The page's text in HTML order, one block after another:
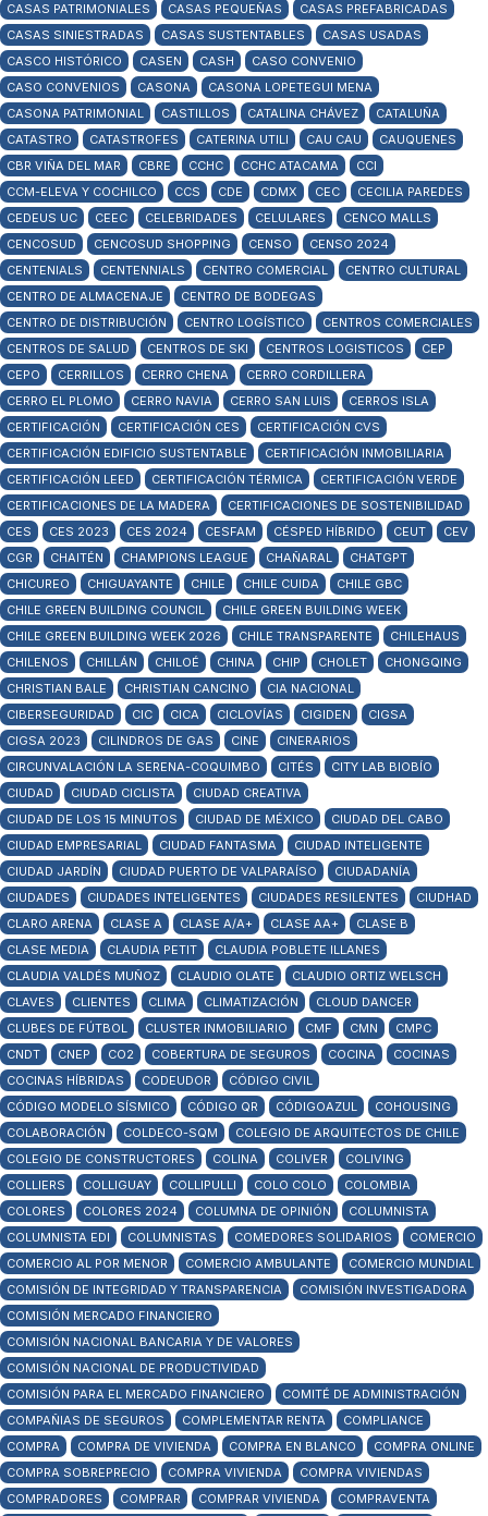
CASAS PATRIMONIALES
CASAS PEQUEÑAS
CASAS PREFABRICADAS
CASAS SINIESTRADAS
CASAS SUSTENTABLES
CASAS USADAS
CASCO HISTÓRICO
CASEN CASH
CASO CONVENIO
CASO CONVENIOS
CASONA
CASONA LOPETEGUI MENA
CASONA PATRIMONIAL
CASTILLOS CATALINA CHÁVEZ
CATALUÑA
CATASTRO
CATASTROFES CATERINA UTILI CAU CAU
CAUQUENES
CBR VIÑA DEL MAR
CBRE CCHC CCHC ATACAMA
CCI
CCM-ELEVA Y COCHILCO
CCS CDE CDMX CEC
CECILIA PAREDES
CEDEUS UC
CEEC CELEBRIDADES CELULARES
CENCO MALLS
CENCOSUD
CENCOSUD SHOPPING CENSO
CENSO 2024
CENTENIALS
CENTENNIALS CENTRO COMERCIAL
CENTRO CULTURAL
CENTRO DE ALMACENAJE
CENTRO DE BODEGAS
CENTRO DE DISTRIBUCIÓN
CENTRO LOGÍSTICO
CENTROS COMERCIALES
CENTROS DE SALUD
CENTROS DE SKI CENTROS LOGISTICOS
CEP
CEPO
CERRILLOS CERRO CHENA
CERRO CORDILLERA
CERRO EL PLOMO
CERRO NAVIA CERRO SAN LUIS
CERROS ISLA
CERTIFICACIÓN
CERTIFICACIÓN CES
CERTIFICACIÓN CVS
CERTIFICACIÓN EDIFICIO SUSTENTABLE
CERTIFICACIÓN INMOBILIARIA
CERTIFICACIÓN LEED
CERTIFICACIÓN TÉRMICA
CERTIFICACIÓN VERDE
CERTIFICACIONES DE LA MADERA
CERTIFICACIONES DE SOSTENIBILIDAD
CES
CES 2023 CES 2024 CESFAM CÉSPED HÍBRIDO CEUT
CEV
CGR
CHAITÉN CHAMPIONS LEAGUE CHAÑARAL
CHATGPT
CHICUREO
CHIGUAYANTE CHILE CHILE CUIDA
CHILE GBC
CHILE GREEN BUILDING COUNCIL
CHILE GREEN BUILDING WEEK
CHILE GREEN BUILDING WEEK 2026
CHILE TRANSPARENTE
CHILEHAUS
CHILENOS
CHILLÁN CHILOÉ CHINA CHIP CHOLET
CHONGQING
CHRISTIAN BALE
CHRISTIAN CANCINO
CIA NACIONAL
CIBERSEGURIDAD
CIC CICA CICLOVÍAS CIGIDEN
CIGSA
CIGSA 2023
CILINDROS DE GAS CINE
CINERARIOS
CIRCUNVALACIÓN LA SERENA-COQUIMBO
CITÉS
CITY LAB BIOBÍO
CIUDAD
CIUDAD CICLISTA
CIUDAD CREATIVA
CIUDAD DE LOS 15 MINUTOS
CIUDAD DE MÉXICO
CIUDAD DEL CABO
CIUDAD EMPRESARIAL
CIUDAD FANTASMA
CIUDAD INTELIGENTE
CIUDAD JARDÍN
CIUDAD PUERTO DE VALPARAÍSO
CIUDADANÍA
CIUDADES
CIUDADES INTELIGENTES CIUDADES RESILENTES
CIUDHAD
CLARO ARENA
CLASE A CLASE A/A+ CLASE AA+
CLASE B
CLASE MEDIA
CLAUDIA PETIT
CLAUDIA POBLETE ILLANES
CLAUDIA VALDÉS MUÑOZ
CLAUDIO OLATE
CLAUDIO ORTIZ WELSCH
CLAVES
CLIENTES CLIMA CLIMATIZACIÓN
CLOUD DANCER
CLUBES DE FÚTBOL
CLUSTER INMOBILIARIO CMF CMN
CMPC
CNDT
CNEP CO2 COBERTURA DE SEGUROS COCINA
COCINAS
COCINAS HÍBRIDAS
CODEUDOR
CÓDIGO CIVIL
CÓDIGO MODELO SÍSMICO
CÓDIGO QR CÓDIGOAZUL
COHOUSING
COLABORACIÓN
COLDECO-SQM
COLEGIO DE ARQUITECTOS DE CHILE
COLEGIO DE CONSTRUCTORES
COLINA COLIVER
COLIVING
COLLIERS
COLLIGUAY COLLIPULLI COLO COLO
COLOMBIA
COLORES
COLORES 2024 COLUMNA DE OPINIÓN
COLUMNISTA
COLUMNISTA EDI
COLUMNISTAS COMEDORES SOLIDARIOS
COMERCIO
COMERCIO AL POR MENOR
COMERCIO AMBULANTE
COMERCIO MUNDIAL
COMISIÓN DE INTEGRIDAD Y TRANSPARENCIA
COMISIÓN INVESTIGADORA
COMISIÓN MERCADO FINANCIERO
COMISIÓN NACIONAL BANCARIA Y DE VALORES
COMISIÓN NACIONAL DE PRODUCTIVIDAD
COMISIÓN PARA EL MERCADO FINANCIERO
COMITÉ DE ADMINISTRACIÓN
COMPAÑIAS DE SEGUROS
COMPLEMENTAR RENTA
COMPLIANCE
COMPRA
COMPRA DE VIVIENDA COMPRA EN BLANCO
COMPRA ONLINE
COMPRA SOBREPRECIO
COMPRA VIVIENDA
COMPRA VIVIENDAS
COMPRADORES
COMPRAR COMPRAR VIVIENDA COMPRAVENTA